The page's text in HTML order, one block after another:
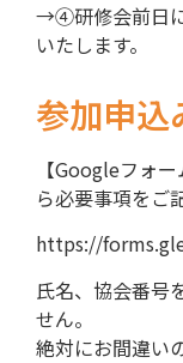
→④研修会前日
いたします。
参加申込
【Googleフォ
ら必要事項をご
https://
氏名、協会番号
せん。
絶対にお間違い